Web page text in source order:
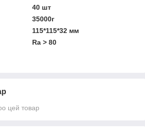
40 шт
35000г
115*115*32 мм
Ra > 80
цей товар